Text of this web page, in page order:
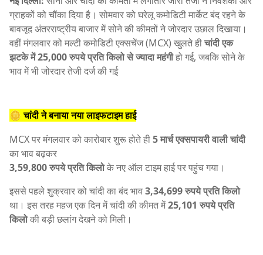
ग्राहकों को चौंका दिया है। सोमवार को घरेलू कमोडिटी मार्केट बंद रहने के
बावजूद अंतरराष्ट्रीय बाजार में सोने की कीमतों ने जोरदार उछाल दिखाया।
वहीं मंगलवार को मल्टी कमोडिटी एक्सचेंज (MCX) खुलते हीचांदी एक
झटके में 25,000 रुपये प्रति किलो से ज्यादा महंगीहो गई, जबकि सोने के
भाव में भी जोरदार तेजी दर्ज की गई
🪙 चांदी ने बनाया नया लाइफटाइम हाई
MCX पर मंगलवार को कारोबार शुरू होते ही5 मार्च एक्सपायरी वाली चांदी
का भाव बढ़कर
3,59,800 रुपये प्रति किलोके नए ऑल टाइम हाई पर पहुंच गया।
इससे पहले शुक्रवार को चांदी का बंद भाव3,34,699 रुपये प्रति किलो
था। इस तरह महज एक दिन में चांदी की कीमत में25,101 रुपये प्रति
किलोकी बड़ी छलांग देखने को मिली।